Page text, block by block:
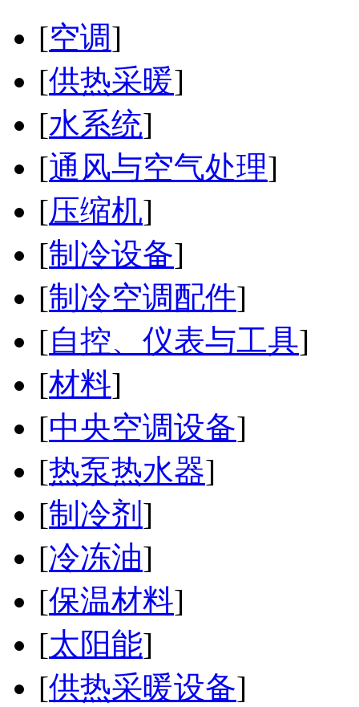
[空调]
[供热采暖]
[水系统]
[通风与空气处理]
[压缩机]
[制冷设备]
[制冷空调配件]
[自控、仪表与工具]
[材料]
[中央空调设备]
[热泵热水器]
[制冷剂 ]
[冷冻油]
[保温材料]
[太阳能]
[供热采暖设备]